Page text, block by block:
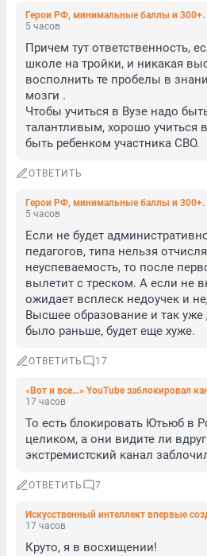
5 часов
Причем тут ответственность,
школе на тройки, и никакая
восполнить те пробелы в
мозги .
Чтобы учиться в Вузе надо
талантливым, хорошо учиться
быть ребенком участника СВО.
ОТВЕТИТЬ
5 часов
Если не будет
педагогов, типа нельзя
неуспеваемость, то после
вылетит с треском. А если не
ожидает всплеск недоучек и
Высшее образование и так уже
было раньше, будет еще хуже.
ОТВЕТИТЬ 17
17 часов
То есть блокировать Ютьюб в
целиком, а они видите ли
экстремистский канал
ОТВЕТИТЬ 7
17 часов
Круто, я в восхищении!